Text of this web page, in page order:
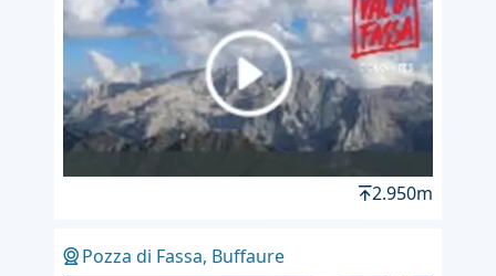
2.950m
Pozza di Fassa, Buffaure